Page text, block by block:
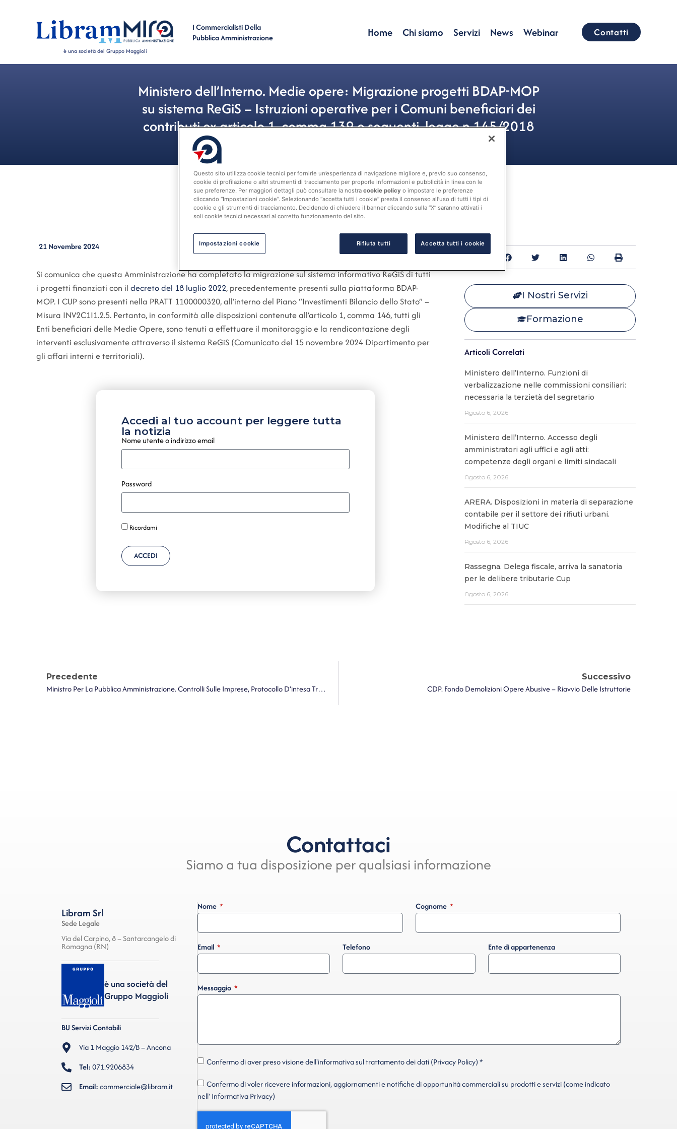
è una società del Gruppo Maggioli
I Commercialisti Della
Pubblica Amministrazione
Home Chi siamo Servizi News Webinar Contatti
Ministero dell’Interno. Medie opere: Migrazione progetti BDAP-MOP
su sistema ReGiS – Istruzioni operative per i Comuni beneficiari dei
contributi ex articolo 1, comma 139 e seguenti, legge n.145/2018
21 Novembre 2024
Si comunica che questa Amministrazione ha completato la migrazione sul sistema informativo ReGiS di tutti
i progetti finanziati con il decreto del 18 luglio 2022, precedentemente presenti sulla piattaforma BDAP-
MOP. I CUP sono presenti nella PRATT 1100000320, all’interno del Piano “Investimenti Bilancio dello Stato” –
Misura INV2C1I1.2.5. Pertanto, in conformità alle disposizioni contenute all’articolo 1, comma 146, tutti gli
Enti beneficiari delle Medie Opere, sono tenuti a effettuare il monitoraggio e la rendicontazione degli
interventi esclusivamente attraverso il sistema ReGiS (Comunicato del 15 novembre 2024 Dipartimento per
gli affari interni e territoriali).
Accedi al tuo account per leggere tutta
la notizia
Nome utente o indirizzo email
Password
Ricordami
ACCEDI
Condividi:
I Nostri Servizi
Formazione
Articoli Correlati
Ministero dell’Interno. Funzioni di
verbalizzazione nelle commissioni consiliari:
necessaria la terzietà del segretario
Agosto 6, 2026
Ministero dell’Interno. Accesso degli
amministratori agli uffici e agli atti:
competenze degli organi e limiti sindacali
Agosto 6, 2026
ARERA. Disposizioni in materia di separazione
contabile per il settore dei rifiuti urbani.
Modifiche al TIUC
Agosto 6, 2026
Rassegna. Delega fiscale, arriva la sanatoria
per le delibere tributarie Cup
Agosto 6, 2026
Precedente
Ministro Per La Pubblica Amministrazione. Controlli Sulle Imprese, Protocollo D’intesa Tra Il Ministro Zangrillo E L’Anci
Successivo
CDP. Fondo Demolizioni Opere Abusive – Riavvio Delle Istruttorie
Contattaci
Siamo a tua disposizione per qualsiasi informazione
Libram Srl
Sede Legale
Via del Carpino, 8 – Santarcangelo di
Romagna (RN)
è una società del
Gruppo Maggioli
BU Servizi Contabili
Via 1 Maggio 142/B – Ancona
Tel:071.9206834
Email:commerciale@libram.it
Nome Cognome
Email Telefono Ente di appartenenza
Messaggio
Confermo di aver preso visione dell'informativa sul trattamento dei dati (Privacy Policy) *
Confermo di voler ricevere informazioni, aggiornamenti e notifiche di opportunità commerciali su prodotti e servizi (come indicato
nell' Informativa Privacy)
Questo sito utilizza cookie tecnici per fornirle un’esperienza di navigazione migliore e, previo suo consenso,
cookie di profilazione o altri strumenti di tracciamento per proporle informazioni e pubblicità in linea con le
sue preferenze. Per maggiori dettagli può consultare la nostra cookie policy o impostare le preferenze
cliccando “Impostazioni cookie”. Selezionando “accetta tutti i cookie” presta il consenso all’uso di tutti i tipi di
cookie e gli strumenti di tracciamento. Decidendo di chiudere il banner cliccando sulla “X” saranno attivati i
soli cookie tecnici necessari al corretto funzionamento del sito.
Rifiuta tutti Accetta tutti i cookie
Impostazioni cookie